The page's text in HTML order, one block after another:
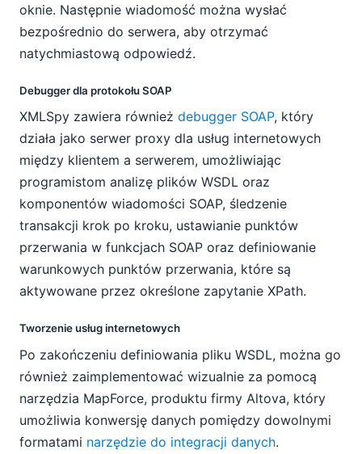
oknie. Następnie wiadomość można wysłać
bezpośrednio do serwera, aby otrzymać
natychmiastową odpowiedź.
Debugger dla protokołu SOAP
XMLSpy zawiera również debugger SOAP, który
działa jako serwer proxy dla usług internetowych
między klientem a serwerem, umożliwiając
programistom analizę plików WSDL oraz
komponentów wiadomości SOAP, śledzenie
transakcji krok po kroku, ustawianie punktów
przerwania w funkcjach SOAP oraz definiowanie
warunkowych punktów przerwania, które są
aktywowane przez określone zapytanie XPath.
Tworzenie usług internetowych
Po zakończeniu definiowania pliku WSDL, można go
również zaimplementować wizualnie za pomocą
narzędzia MapForce, produktu firmy Altova, który
umożliwia konwersję danych pomiędzy dowolnymi
formatami narzędzie do integracji danych.